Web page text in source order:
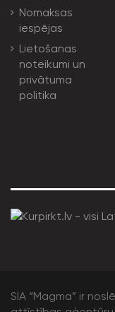
Nomaksas
iespējas
Lietošanas
noteikumi un
privātuma
politika
SIA “Magma” ir